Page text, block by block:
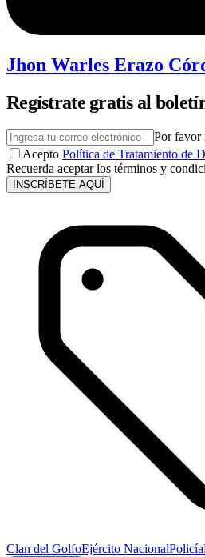
Jhon Warles Erazo
Regístrate gratis al
Por favor
Acepto Política de Tratamiento de
Recuerda aceptar los términos y
INSCRÍBETE AQUÍ
Clan del GolfoEjército NacionalPolicía